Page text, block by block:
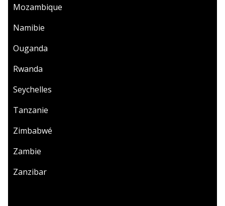
Mozambique
Namibie
Ouganda
Rwanda
Seychelles
Tanzanie
Zimbabwé
Zambie
Zanzibar